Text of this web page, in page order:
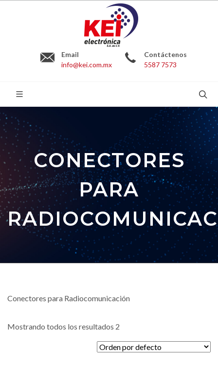
Email
info@kei.com.mx
Contáctenos
5587 7573
CONECTORES
PARA
Conectores para Radiocomunicación
Mostrando todos los resultados 2